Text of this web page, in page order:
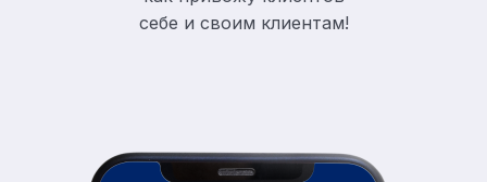
себе и своим клиентам!